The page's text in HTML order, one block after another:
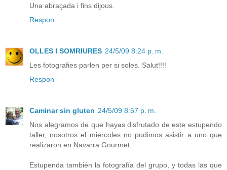
Una abraçada i fins dijous.
Respon
OLLES I SOMRIURES 24/5/09 8:24 p. m.
Les fotografies parlen per si soles. Salut!!!!
Respon
Caminar sin gluten 24/5/09 8:57 p. m.
Nos alegramos de que hayas disfrutado de este estupendo
taller, nosotros el miercoles no pudimos asistir a uno que
realizaron en Navarra Gourmet.
Estupenda también la fotografía del grupo, y todas las que